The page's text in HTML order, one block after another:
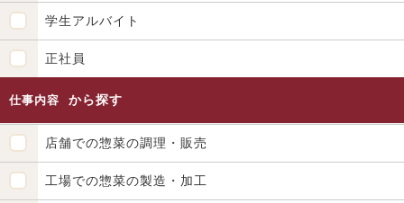
学生アルバイト
正社員
仕事内容 から探す
店舗での惣菜の調理・販売
工場での惣菜の製造・加工